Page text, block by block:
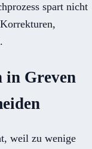
spart nicht
in Greven
weil zu wenige